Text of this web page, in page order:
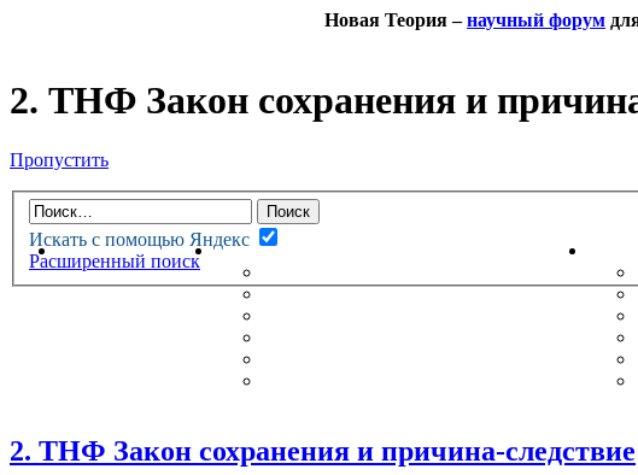
Новая Теория –научный форум
2. ТНФ Закон сохранения и
Пропустить
Искать с помощью Яндекс
Расширенный поиск
НОВАЯ ТЕОРИЯФОРУМ
НЕПРОЧИТАННЫЕ СООБЩЕНИЯ
2. ТНФ Закон сохранения и причина-следствие